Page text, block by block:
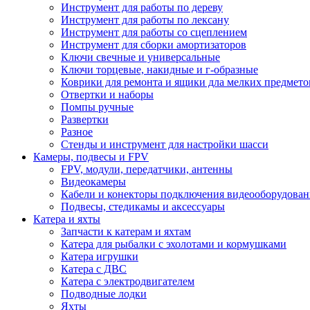
Инструмент для работы по дереву
Инструмент для работы по лексану
Инструмент для работы со сцеплением
Инструмент для сборки амортизаторов
Ключи свечные и универсальные
Ключи торцевые, накидные и г-образные
Коврики для ремонта и ящики дла мелких
Отвертки и наборы
Помпы ручные
Развертки
Разное
Стенды и инструмент для настройки шасси
Камеры, подвесы и FPV
FPV, модули, передатчики, антенны
Видеокамеры
Кабели и конекторы подключения
Подвесы, стедикамы и аксессуары
Катера и яхты
Запчасти к катерам и яхтам
Катера для рыбалки с эхолотами и кормушками
Катера игрушки
Катера с ДВС
Катера с электродвигателем
Подводные лодки
Яхты